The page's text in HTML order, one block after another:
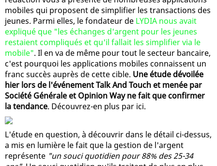
mobiles qui proposent de simplifier les transactions des
jeunes. Parmi elles, le fondateur de LYDIA nous avait
expliqué que "les échanges d'argent pour les jeunes
restaient compliqués et qu'il fallait les simplifier via le
mobile". Il en va de même pour tout le secteur bancaire,
c'est pourquoi les applications mobiles connaissent un
franc succès auprès de cette cible. Une étude dévoilée
hier lors de l'événement Talk And Touch et menée par
Société Générale et Opinion Way ne fait que confirmer
la tendance. Découvrez-en plus par ici.
L'étude en question, à découvrir dans le détail ci-dessus,
a mis en lumière le fait que la gestion de l'argent
représente "un souci quotidien pour 88% des 25-34